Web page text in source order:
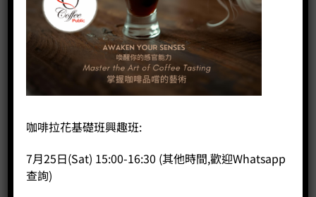
咖啡拉花基礎班興趣班:
7月25日(Sat) 15:00-16:30 (其他時間,歡迎Whatsapp
查詢)